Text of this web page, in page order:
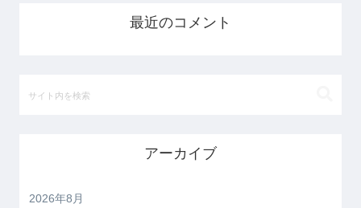
最近のコメント
アーカイブ
2026年8月